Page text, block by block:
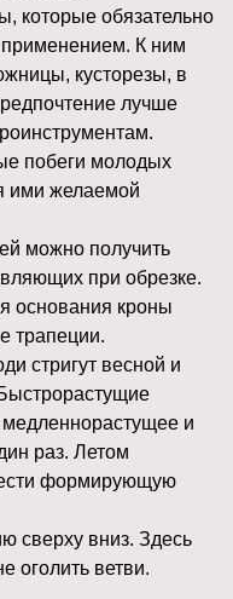
которые обязательно
К ним
кусторезы, в
лучше
побеги молодых
ими желаемой
можно получить
при обрезке.
основания кроны
трапеции.
стригут весной и
медленнорастущее и
раз. Летом
формирующую
сверху вниз. Здесь
оголить ветви.